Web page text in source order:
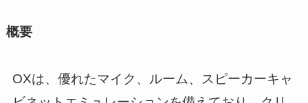
概要
OXは、優れたマイク、ルーム、スピーカーキャ